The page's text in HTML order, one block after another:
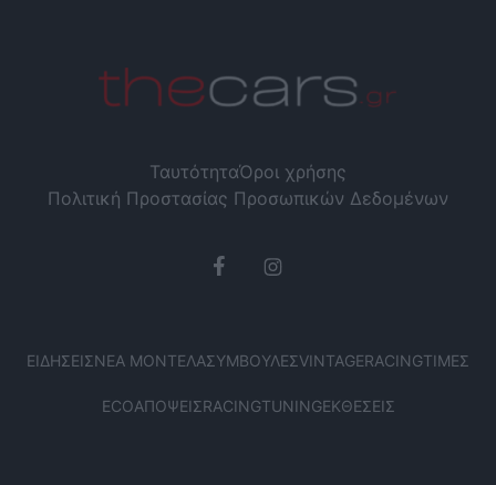
ΤαυτότηταΌροι χρήσης
Πολιτική Προστασίας Προσωπικών Δεδομένων
ΕΙΔΉΣΕΙΣΝΈΑ ΜΟΝΤΈΛΑΣΥΜΒΟΥΛΈΣVINTAGERACINGΤΙΜΈΣ
ECOΑΠΌΨΕΙΣRACINGTUNINGΕΚΘΈΣΕΙΣ